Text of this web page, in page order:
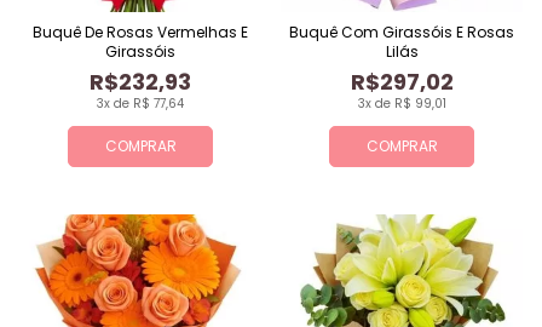
COMPRAR
3x de R$ 77,64
R$232,93
Buquê De Rosas Vermelhas E
Girassóis
COMPRAR
3x de R$ 99,01
R$297,02
Buquê Com Girassóis E Rosas
Lilás